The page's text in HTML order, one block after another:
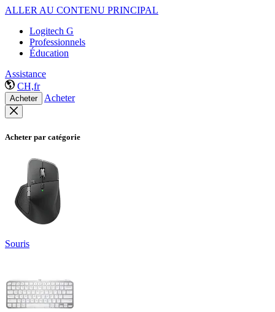
ALLER AU CONTENU PRINCIPAL
Logitech G
Professionnels
Éducation
Assistance
CH,fr
Acheter Acheter
Acheter par catégorie
Souris